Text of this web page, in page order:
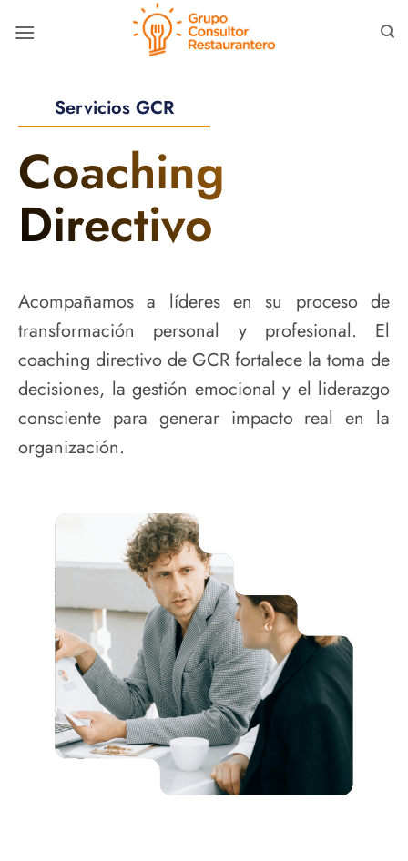
Servicios GCR
Coaching
Directivo
Acompañamos a líderes en su proceso de
transformación personal y profesional. El
coaching directivo de GCR fortalece la toma de
decisiones, la gestión emocional y el liderazgo
consciente para generar impacto real en la
organización.